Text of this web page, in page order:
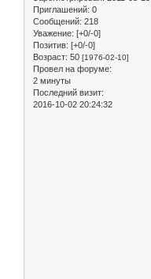
Приглашений: 0
Сообщений: 218
Уважение: [+0/-0]
Позитив: [+0/-0]
Возраст: 50 [1976-02-10]
Провел на форуме:
2 минуты
Последний визит:
2016-10-02 20:24:32